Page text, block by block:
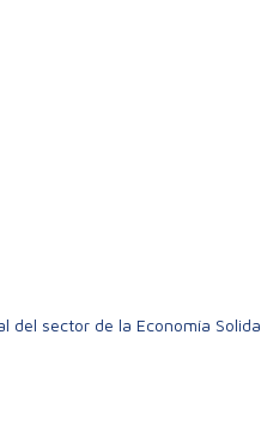
sector de la Economía